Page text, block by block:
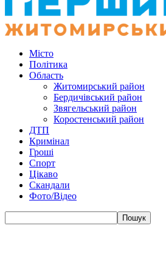
Місто
Політика
Область
Житомирський район
Бердичівський район
Звягельський район
Коростенський район
ДТП
Кримінал
Гроші
Спорт
Цікаво
Скандали
Фото/Відео